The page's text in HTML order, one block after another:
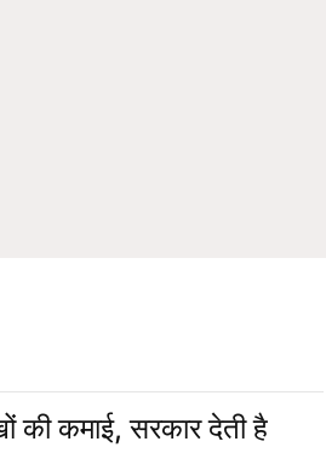
की कमाई, सरकार देती है